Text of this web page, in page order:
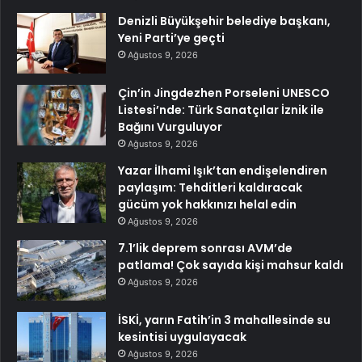
Denizli Büyükşehir belediye başkanı,
Yeni Parti’ye geçti
Ağustos 9, 2026
Çin’in Jingdezhen Porseleni UNESCO
Listesi’nde: Türk Sanatçılar İznik ile
Bağını Vurguluyor
Ağustos 9, 2026
Yazar İlhami Işık’tan endişelendiren
paylaşım: Tehditleri kaldıracak
gücüm yok hakkınızı helal edin
Ağustos 9, 2026
7.1’lik deprem sonrası AVM’de
patlama! Çok sayıda kişi mahsur kaldı
Ağustos 9, 2026
İSKİ, yarın Fatih’in 3 mahallesinde su
kesintisi uygulayacak
Ağustos 9, 2026